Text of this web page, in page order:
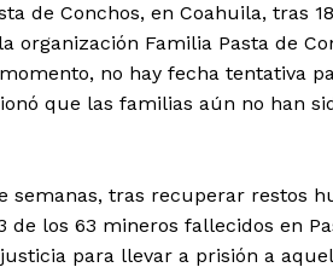
de Conchos, en Coahuila, tras
organización Familia Pasta de
no hay fecha tentativa
que las familias aún no han
semanas, tras recuperar restos
de los 63 mineros fallecidos en
para llevar a prisión a